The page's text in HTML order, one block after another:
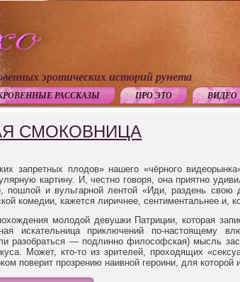
эротических историй рунета
РАССКАЗЫ ПРО ЭТО ВИДЕО
СМОКОВНИЦА
запретных плодов» нашего «чёрного
картину. И, честно говоря, она приятно
пошлой и вульгарной лентой «Иди, раздень свою
комедии, кажется лиричнее, сентиментальнее и,
молодой девушки Патриции, которая
искательница приключений по-
разобраться — подлинно философская) мысль
Может, кто-то из зрителей, проходящих
поверит прозрению наивной героини, для